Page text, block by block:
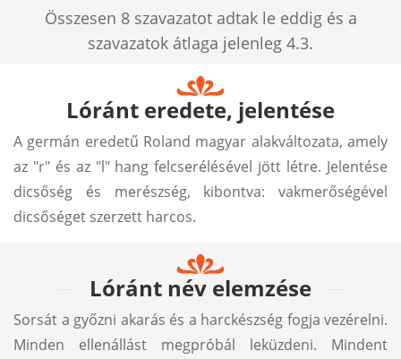
Összesen 8szavazatot adtak le eddig és a
szavazatok átlaga jelenleg 4.3.
Lóránt eredete, jelentése
A germán eredetű Roland magyar alakváltozata, amely
az "r" és az "l" hang felcserélésével jött létre. Jelentése
dicsőség és merészség, kibontva: vakmerőségével
dicsőséget szerzett harcos.
Lóránt név elemzése
Sorsát a győzni akarás és a harckészség fogja vezérelni.
Minden ellenállást megpróbál leküzdeni. Mindent